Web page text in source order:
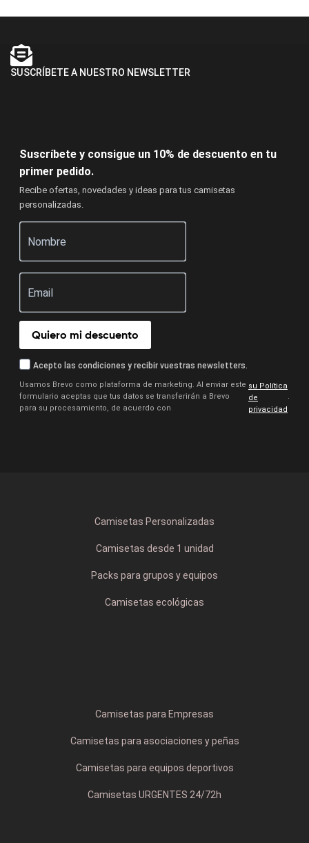
SUSCRÍBETE A NUESTRO NEWSLETTER
Suscríbete y consigue un 10% de descuento en tu
primer pedido.
Recibe ofertas, novedades y ideas para tus camisetas
personalizadas.
Quiero mi descuento
Acepto las condiciones y recibir vuestras newsletters.
Usamos Brevo como plataforma de marketing. Al enviar este
formulario aceptas que tus datos se transferirán a Brevo
para su procesamiento, de acuerdo con
su Política
de
privacidad
.
Camisetas Personalizadas
Camisetas desde 1 unidad
Packs para grupos y equipos
Camisetas ecológicas
Camisetas para Empresas
Camisetas para asociaciones y peñas
Camisetas para equipos deportivos
Camisetas URGENTES 24/72h